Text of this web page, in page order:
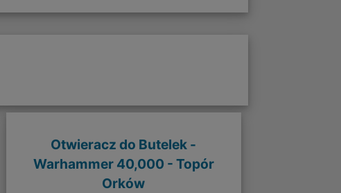
Otwieracz do Butelek -
Warhammer 40,000 - Topór
Orków